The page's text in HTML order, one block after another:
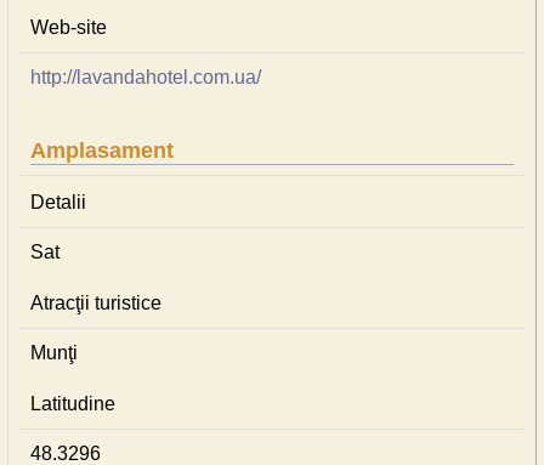
Web-site
http://lavandahotel.com.ua/
Amplasament
Detalii
Sat
Atracţii turistice
Munţi
Latitudine
48.3296